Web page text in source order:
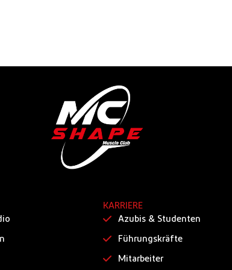
KARRIERE
Azubis & Studenten
Führungskräfte
Mitarbeiter